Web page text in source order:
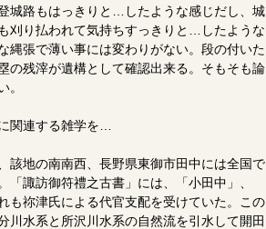
城路もはっきりと…したような感じだし、城
刈り払われて気持ちすっきりと…したような
縄張で薄い事には変わりがない。段の付いた
の残滓が遺構として確認出来る。そもそも論
。
関連する雑学を…
該地の南南西、長野県東御市田中には全国で
諏訪御符禮之古書」には、「小田中」、
も祢津氏による代官支配を受けていた。この
川水系と所沢川水系の自然流を引水して開田